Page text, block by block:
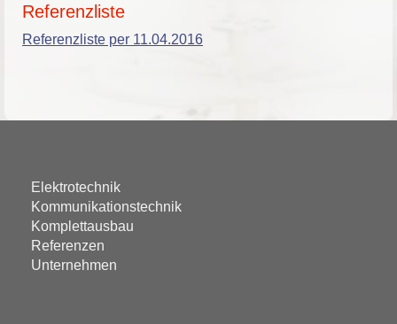
Referenzliste
Referenzliste per 11.04.2016
Elektrotechnik
Kommunikationstechnik
Komplettausbau
Referenzen
Unternehmen